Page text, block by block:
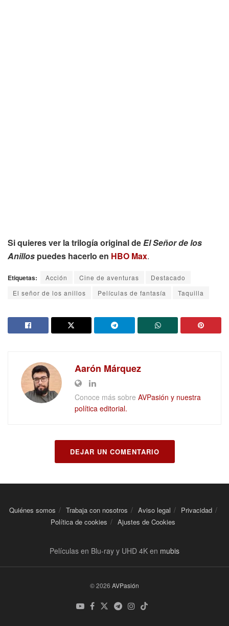
Si quieres ver la trilogía original deEl Señor de los
Anillos puedes hacerlo en HBO Max.
Etiquetas: Acción Cine de aventuras
Destacado
El señor de los anillos
Películas de fantasía Taquilla
Aarón Márquez
Conoce más sobre AVPasión y nuestra
política editorial.
DEJAR UN COMENTARIO
Quiénes somos Trabaja con nosotros Aviso legal
Privacidad
Política de cookies
Ajustes de Cookies
Películas en Blu-ray y UHD 4K en mubis
© 2026 AVPasión